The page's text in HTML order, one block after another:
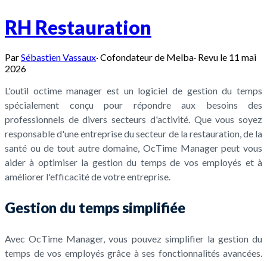
RH Restauration
ParSébastien Vassaux·Cofondateur de Melba· Revu le 11 mai
2026
L'outil octime manager est un logiciel de gestion du temps
spécialement conçu pour répondre aux besoins des
professionnels de divers secteurs d'activité. Que vous soyez
responsable d'une entreprise du secteur de la restauration, de la
santé ou de tout autre domaine, OcTime Manager peut vous
aider à optimiser la gestion du temps de vos employés et à
améliorer l'efficacité de votre entreprise.
Gestion du temps simplifiée
Avec OcTime Manager, vous pouvez simplifier la gestion du
temps de vos employés grâce à ses fonctionnalités avancées.